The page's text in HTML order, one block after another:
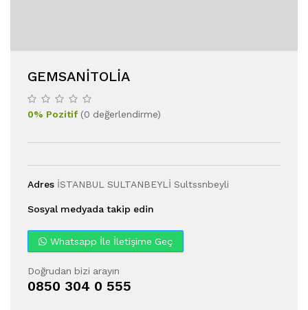
GEMSANITOLIA
0% Pozitif(0 değerlendirme)
Adres İSTANBUL SULTANBEYLİ Sultssnbeyli
Sosyal medyada takip edin
Whatsapp İle İletişime Geç
Doğrudan bizi arayın
0850 304 0 555